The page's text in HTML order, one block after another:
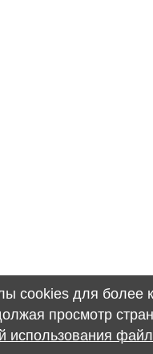
cookies для более
просмотр
использования